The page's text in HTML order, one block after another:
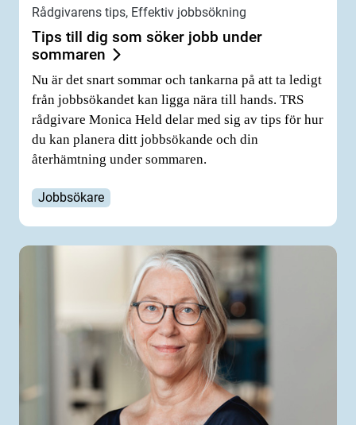
Rådgivarens tips, Effektiv jobbsökning
Tips till dig som söker jobb under
sommaren
Nu är det snart sommar och tankarna på att ta ledigt
från jobbsökandet kan ligga nära till hands. TRS
rådgivare Monica Held delar med sig av tips för hur
du kan planera ditt jobbsökande och din
återhämtning under sommaren.
Jobbsökare